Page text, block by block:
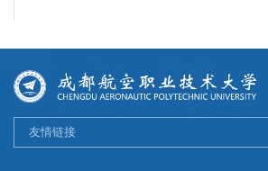
友情链接